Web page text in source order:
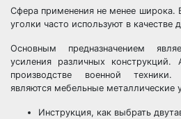
Сфера применения не менее широка.
уголки часто используют в качестве
Основным предназначением
усиления различных
производстве военной
являются мебельные металлические
Инструкция, как выбрать